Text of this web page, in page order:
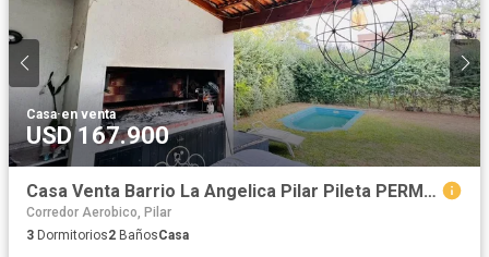
Casa·en venta
USD 167.900
Casa Venta Barrio La Angelica Pilar Pileta PERMUTA
Corredor Aerobico, Pilar
3 Dormitorios2 BañosCasa